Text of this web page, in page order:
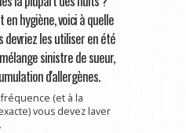
en hygiène, voici à quelle
devriez les utiliser en été
sinistre de sueur,
d'allergènes.
(et à la
vous devez laver